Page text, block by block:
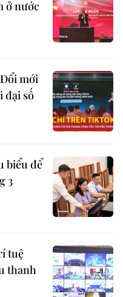
ở nước
mới
đại số
biểu để
3
tuệ
thanh